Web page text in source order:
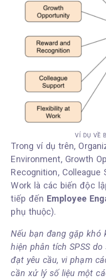
VÍ DỤ VỀ
Trong ví dụ trên,
Environment, Growth
Recognition, Colleague
Work là các biến độc
tiếp đến Employee
phụ thuộc).
Nếu bạn đang gặp
hiện phân tích SPSS
đạt yêu cầu, vi phạm
cần xử lý số liệu một